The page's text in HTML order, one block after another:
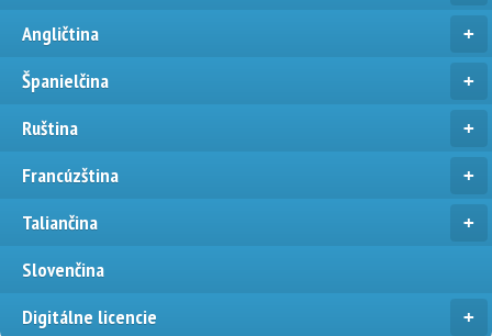
Angličtina
Španielčina
Ruština
Francúzština
Taliančina
Slovenčina
Digitálne licencie